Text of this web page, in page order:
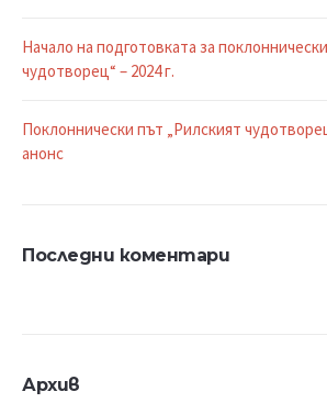
Начало на подготовката за
чудотворец“ – 2024 г.
Поклоннически път „Рилският
анонс
Последни коментари
Архив